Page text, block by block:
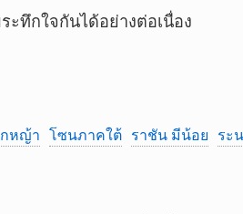
ะทึกใจกันได้อย่างต่อเนื่อง
กหญ้า โซนภาคใต้ ราชัน มีน้อย
ระ